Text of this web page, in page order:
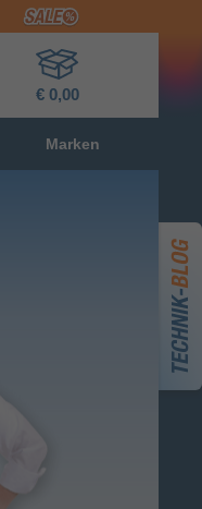
€ 0,00
Marken